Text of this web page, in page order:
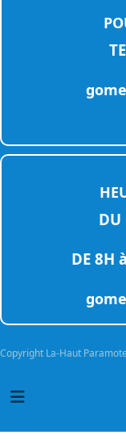
DU
DE 8H
Copyright La-Haut